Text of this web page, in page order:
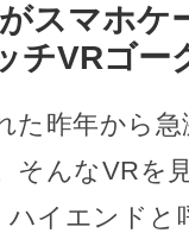
スマホケ
チVRゴ
た昨年から
そんなVRを
ハイエンドと